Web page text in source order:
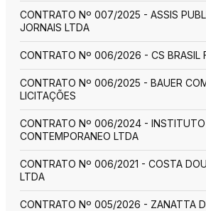
CONTRATO Nº 007/2025 - ASSIS
JORNAIS LTDA
CONTRATO Nº 006/2026 - CS BRASIL
CONTRATO Nº 006/2025 - BAUER
LICITAÇÕES
CONTRATO Nº 006/2024 - INSTITUTO
CONTEMPORANEO LTDA
CONTRATO Nº 006/2021 - COSTA
LTDA
CONTRATO Nº 005/2026 - ZANATTA